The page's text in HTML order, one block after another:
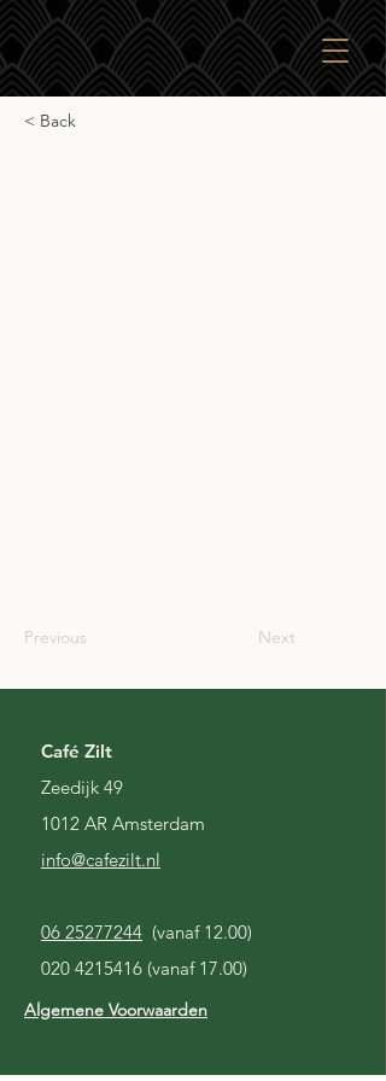
< Back
Previous Next
Café Zilt
Zeedijk 49
1012 AR Amsterdam
info@cafezilt.nl
06 25277244 (vanaf 12.00)
020 4215416 (vanaf 17.00)
Algemene Voorwaarden